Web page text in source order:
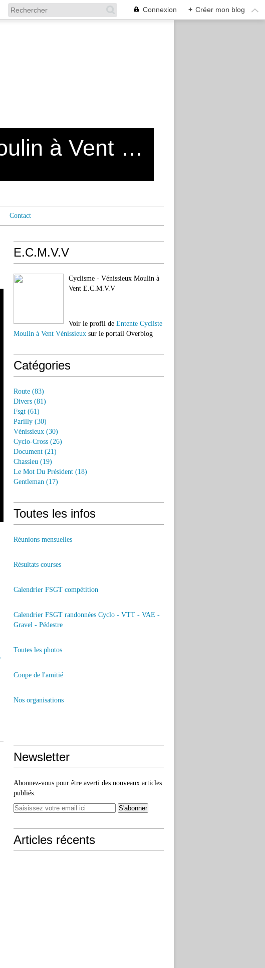
Connexion + Créer mon blog
Blog de l'Entente Cycliste Moulin à Vent Vénissieux
Contact
E.C.M.V.V
Cyclisme - Vénissieux Moulin à
Vent E.C.M.V.V
Voir le profil de Entente Cycliste
Moulin à Vent Vénissieux sur le portail Overblog
Catégories
Route (83)
Divers (81)
Fsgt (61)
Parilly (30)
Vénissieux (30)
Cyclo-Cross (26)
Document (21)
Chassieu (19)
Le Mot Du Président (18)
Gentleman (17)
Toutes les infos
Réunions mensuelles
Résultats courses
Calendrier FSGT compétition
Calendrier FSGT randonnées Cyclo - VTT - VAE -
Gravel - Pédestre
Toutes les photos
Coupe de l'amitié
Nos organisations
Newsletter
Abonnez-vous pour être averti des nouveaux articles
publiés.
Articles récents